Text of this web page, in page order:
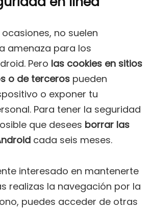
no suelen
amenaza para los
Pero las cookies en sitios
o de terceros pueden
o exponer tu
Para tener la seguridad
que desees borrar las
cada seis meses.
interesado en mantenerte
realizas la navegación por la
puedes acceder de otras